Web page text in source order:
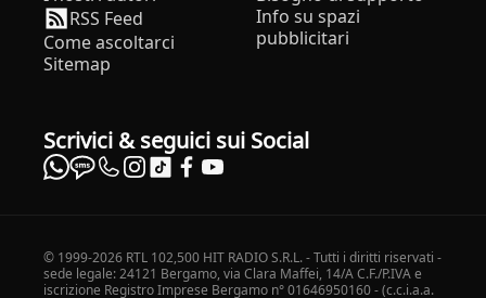
RSS Feed
Come ascoltarci
Sitemap
Info su spazi
pubblicitari
Scrivici & seguici sui Social
© 1999-2026 RTL 102,500 HIT RADIO S.R.L. - Tutti i diritti riservati -
sede legale: 24121 Bergamo, via Clara Maffei, 14/A C.F./P.IVA e
iscrizione Registro Imprese Bergamo n° 01646950160 - (c.c.i.a.a.